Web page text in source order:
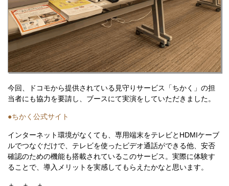
今回、ドコモから提供されている見守りサービス「ちかく」の担
当者にも協力を要請し、ブースにて実演をしていただきました。
●ちかく公式サイト
インターネット環境がなくても、専用端末をテレビとHDMIケーブ
ルでつなぐだけで、テレビを使ったビデオ通話ができる他、安否
確認のための機能も搭載されているこのサービス。実際に体験す
ることで、導入メリットを実感してもらえたかなと思います。